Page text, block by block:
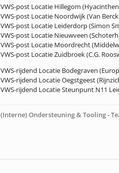
VWS-post Locatie Hillegom
VWS-post Locatie Noordwijk (Van
VWS-post Locatie Leiderdorp (Simon
VWS-post Locatie Nieuwveen
VWS-post Locatie Moordrecht
VWS-post Locatie Zuidbroek (C.G.
VWS-rijdend Locatie Bodegraven
VWS-rijdend Locatie Oegstgeest
VWS-rijdend Locatie Steunpunt N11
(Interne) Ondersteuning & Tooling-